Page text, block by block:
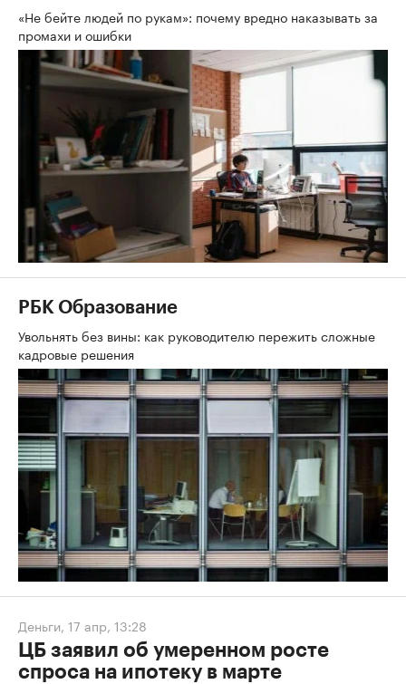
«Не бейте людей по рукам»: почему вредно наказывать за
промахи и ошибки
РБК Образование
Увольнять без вины: как руководителю пережить сложные
кадровые решения
Деньги, 17 апр, 13:28
ЦБ заявил об умеренном росте
спроса на ипотеку в марте